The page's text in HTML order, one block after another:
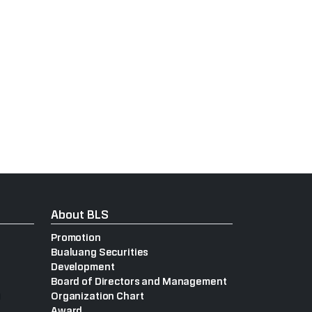
About BLS
Promotion
Bualuang Securities
Development
Board of Directors and Management
Organization Chart